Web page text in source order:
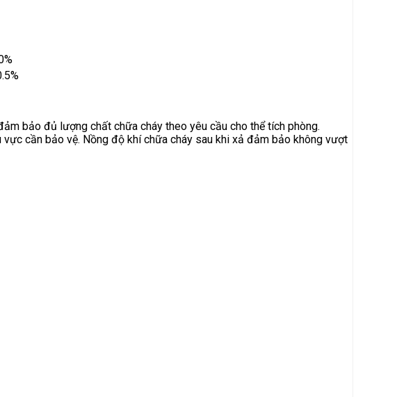
bảo đủ lượng chất chữa cháy theo yêu cầu cho thể tích phòng.
cần bảo vệ. Nồng độ khí chữa cháy sau khi xả đảm bảo không vượt